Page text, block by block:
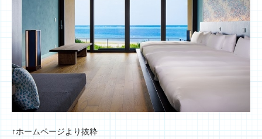
↑ホームページより抜粋